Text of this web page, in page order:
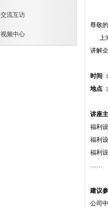
交流互访
视频中心
尊敬
上海
讲解
时间
地点
讲座
福利
福利
福利
……
建议
公司